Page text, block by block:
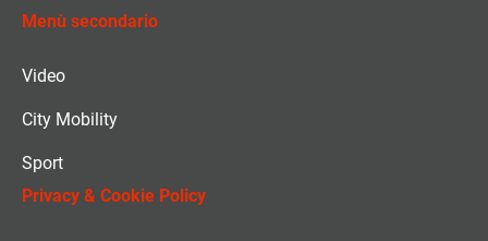
Menù secondario
Video
City Mobility
Sport
Privacy & Cookie Policy